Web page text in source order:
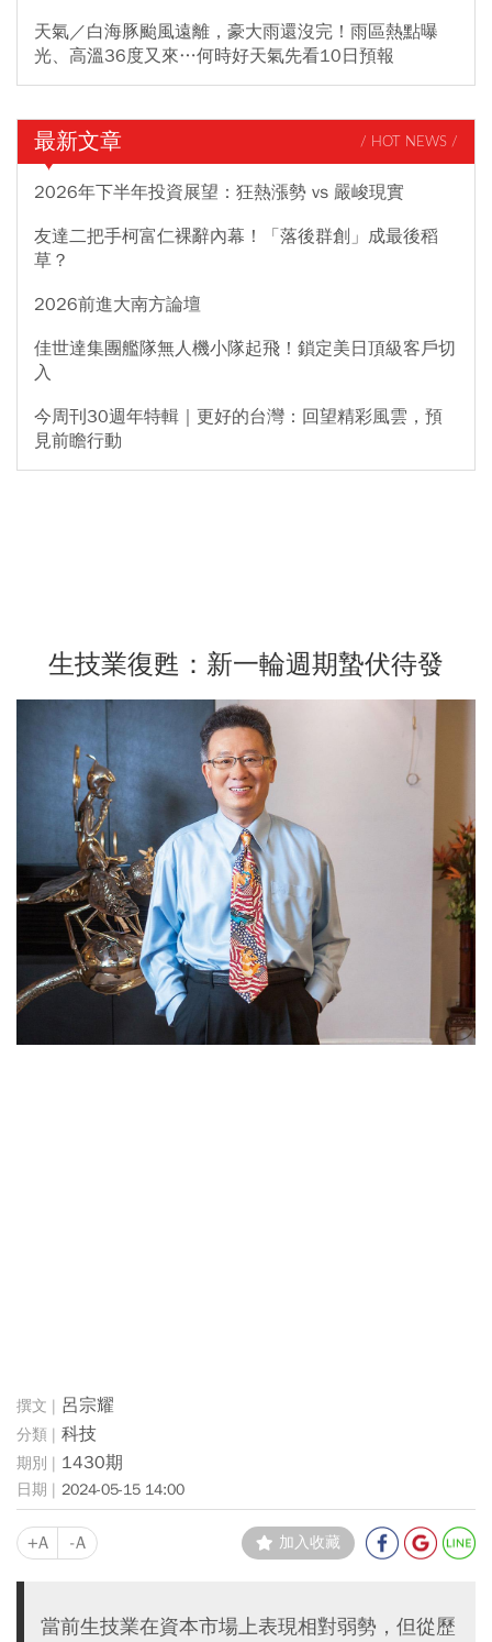
天氣／白海豚颱風遠離，豪大雨還沒完！雨區熱點曝
光、高溫36度又來…何時好天氣先看10日預報
最新文章 / HOT NEWS /
2026年下半年投資展望：狂熱漲勢 vs 嚴峻現實
友達二把手柯富仁裸辭內幕！「落後群創」成最後稻
草？
2026前進大南方論壇
佳世達集團艦隊無人機小隊起飛！鎖定美日頂級客戶切
入
今周刊30週年特輯｜更好的台灣：回望精彩風雲，預
見前瞻行動
生技業復甦：新一輪週期蟄伏待發
呂宗耀
科技
1430期
2024-05-15 14:00
+A -A 加入收藏
當前生技業在資本市場上表現相對弱勢，但從歷